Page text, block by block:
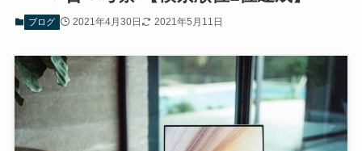
ブログ 2021年4月30日 2021年5月11日